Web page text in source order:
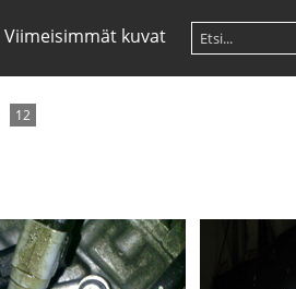
Viimeisimmät kuvat
12